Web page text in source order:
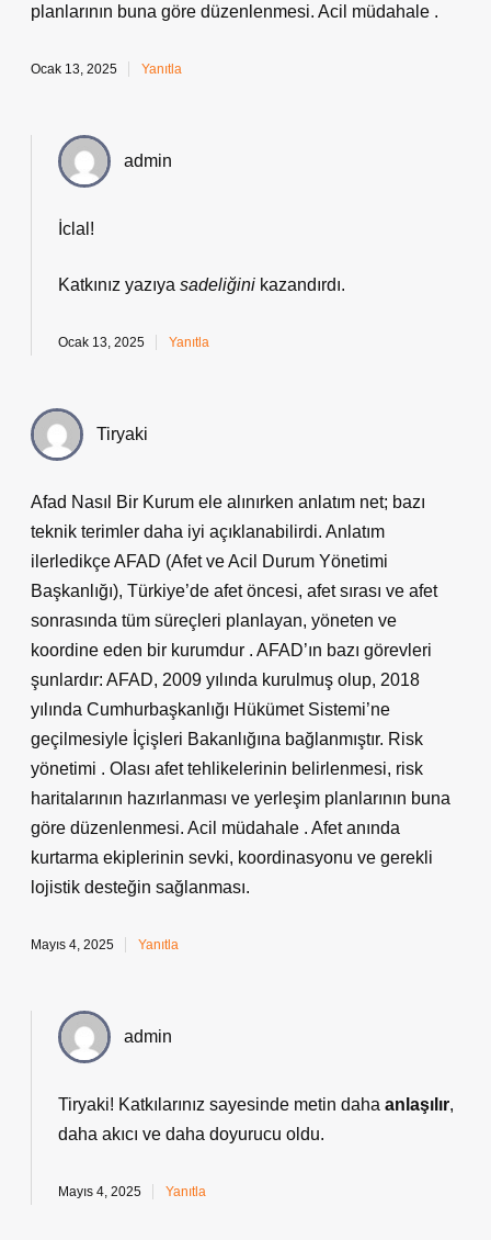
planlarının buna göre düzenlenmesi. Acil müdahale .
Ocak 13, 2025 Yanıtla
admin
İclal!
Katkınız yazıya sadeliğini kazandırdı.
Ocak 13, 2025 Yanıtla
Tiryaki
Afad Nasıl Bir Kurum ele alınırken anlatım net; bazı
teknik terimler daha iyi açıklanabilirdi. Anlatım
ilerledikçe AFAD (Afet ve Acil Durum Yönetimi
Başkanlığı), Türkiye’de afet öncesi, afet sırası ve afet
sonrasında tüm süreçleri planlayan, yöneten ve
koordine eden bir kurumdur . AFAD’ın bazı görevleri
şunlardır: AFAD, 2009 yılında kurulmuş olup, 2018
yılında Cumhurbaşkanlığı Hükümet Sistemi’ne
geçilmesiyle İçişleri Bakanlığına bağlanmıştır. Risk
yönetimi . Olası afet tehlikelerinin belirlenmesi, risk
haritalarının hazırlanması ve yerleşim planlarının buna
göre düzenlenmesi. Acil müdahale . Afet anında
kurtarma ekiplerinin sevki, koordinasyonu ve gerekli
lojistik desteğin sağlanması.
Mayıs 4, 2025 Yanıtla
admin
Tiryaki! Katkılarınız sayesinde metin daha anlaşılır,
daha akıcı ve daha doyurucu oldu.
Mayıs 4, 2025 Yanıtla